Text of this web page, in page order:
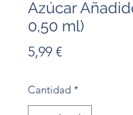
Azúcar
0,50 ml)
5,99 €Precio
Cantidad *